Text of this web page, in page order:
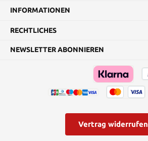
INFORMATIONEN
RECHTLICHES
NEWSLETTER ABONNIEREN
Vertrag widerrufen